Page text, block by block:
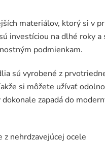
materiálov, ktorý si v
investíciou na dlhé roky
podmienkam.
sú vyrobené z
si môžete užívať
zapadá do